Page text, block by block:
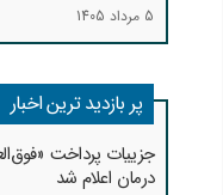
5 مرداد 1405
پر بازدید ترین اخبار
جزییات پرداخت
درمان اعلام شد